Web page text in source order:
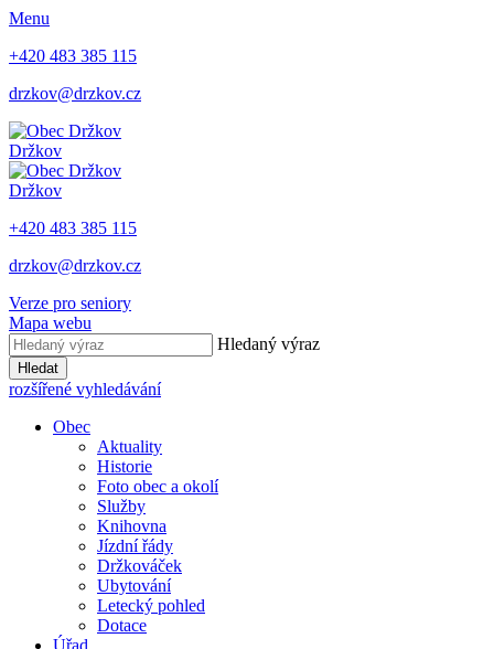
Menu
+420 483 385 115
drzkov@drzkov.cz
Držkov
Držkov
+420 483 385 115
drzkov@drzkov.cz
Verze pro seniory
Mapa webu
Hledaný výraz
Hledat
rozšířené vyhledávání
Obec
Aktuality
Historie
Foto obec a okolí
Služby
Knihovna
Jízdní řády
Držkováček
Ubytování
Letecký pohled
Dotace
Úřad